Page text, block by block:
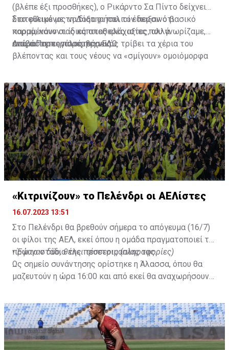
(βλέπε έξι προσθήκες), ο Ρικάρντο Σα Πίντο δείχνει
διατεθειμένος να διατηρήσει τον περσινό βασικό
κορμό, κάνοντας κάποιες ελάχιστες, αλλά
απαραίτητες παρεμβάσεις.
Στο φιλικό με τη Δόξα οι παλιοί έδειξαν ότι
παραμένουν οι ίδιες σταθερές αξίες που γνωρίζαμε,
ενώ ο Πορτογάλος τεχνικός τρίβει τα χέρια του
βλέποντας και τους νέους να «σμίγουν» ομοιόμορφα
Διαβάστε περισσότεραΕΔΩ.
«Κιτρινίζουν» το Πελένδρι οι ΑΕΛίστες
16.07.2023 13:51
Στο Πελένδρι θα βρεθούν σήμερα το απόγευμα (16/7)
οι φίλοι της ΑΕΛ, εκεί όπου η ομάδα πραγματοποιεί το
πρώτο στάδιο της προετοιμασίας της.
•Έφυγαν δύο, θέλει τέσσερις (πληροφορίες)
Ως σημείο συνάντησης ορίστηκε η Άλασσα, όπου θα
μαζευτούν η ώρα 16:00 και από εκεί θα αναχωρήσουν
δώοσυν το παρών τους στην απογευματινή προπόνηση
της ομάδας.